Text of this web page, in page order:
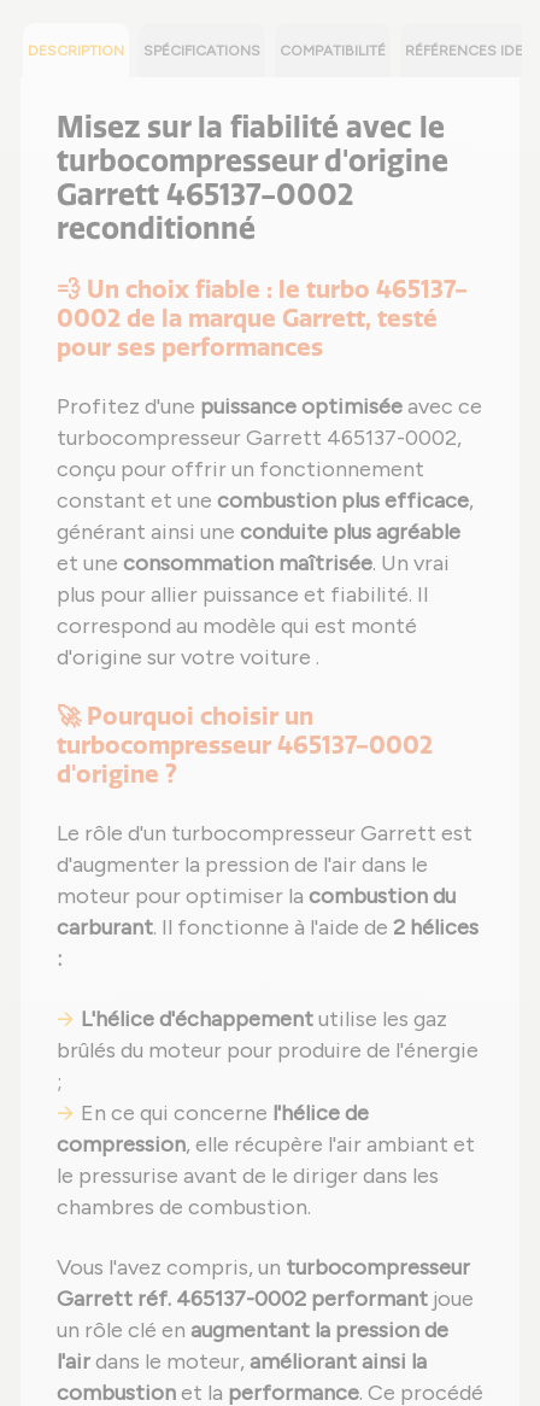
DESCRIPTION SPÉCIFICATIONS COMPATIBILITÉ RÉFÉRENCES
Misez sur la fiabilité avec le
turbocompresseur d'origine
Garrett 465137-0002
reconditionné
💨 Un choix fiable : le turbo 465137-
0002 de la marque Garrett, testé
pour ses performances
Profitez d'une puissance optimiséeavec ce
turbocompresseur Garrett 465137-0002,
conçu pour offrir un fonctionnement
constant et une combustion plus efficace,
générant ainsi une conduite plus agréable
et une consommation maîtrisée. Un vrai
plus pour allier puissance et fiabilité. Il
correspond au modèle qui est monté
d'origine sur votre voiture .
🚀 Pourquoi choisir un
turbocompresseur 465137-0002
d'origine ?
Le rôle d'un turbocompresseur Garrett est
d'augmenter la pression de l'air dans le
moteur pour optimiser la combustion du
carburant. Il fonctionne à l'aide de 2 hélices
:
L'hélice d'échappementutilise les gaz
brûlés du moteur pour produire de l'énergie
;
En ce qui concerne l'hélice de
compression, elle récupère l'air ambiant et
le pressurise avant de le diriger dans les
chambres de combustion.
Vous l'avez compris, un turbocompresseur
Garrett réf. 465137-0002 performant joue
un rôle clé en augmentant la pression de
l'airdans le moteur, améliorant ainsi la
combustionet la performance. Ce procédé